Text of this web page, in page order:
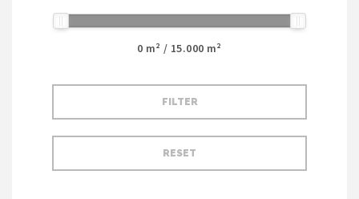
0 m² / 15.000 m²